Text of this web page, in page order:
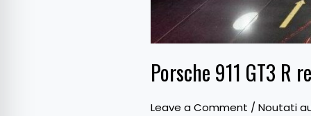
Porsche 911 GT3 R
Leave a Comment / Noutati